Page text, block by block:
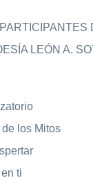
LEÓN A.
los Mitos
ti